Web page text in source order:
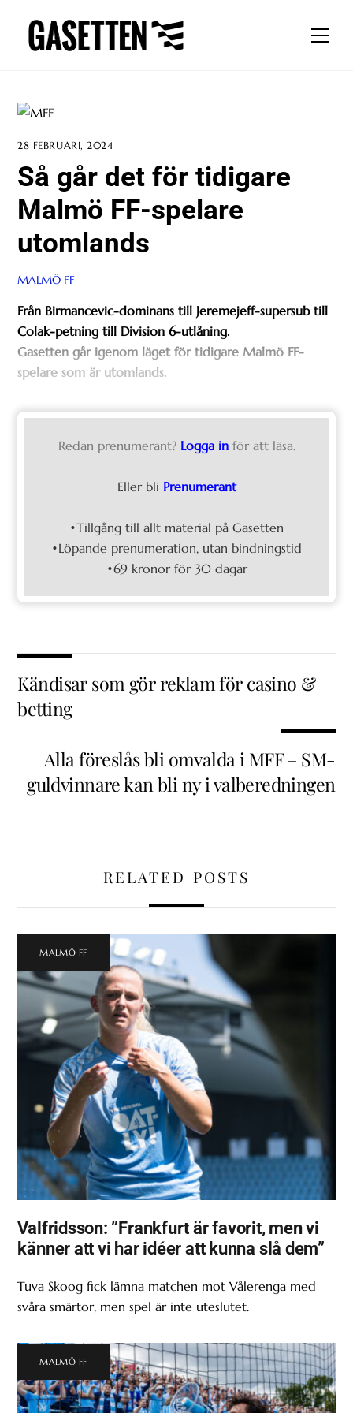
content
28 FEBRUARI, 2024
Så går det för tidigare
Malmö FF-spelare
utomlands
MALMÖ FF
Från Birmancevic-dominans till Jeremejeff-supersub till
Colak-petning till Division 6-utlåning.
Gasetten går igenom läget för tidigare Malmö FF-
spelare som är utomlands.
Redan prenumerant? Logga in för att läsa.
Eller bli Prenumerant
•Tillgång till allt material på Gasetten
•Löpande prenumeration, utan bindningstid
•69 kronor för 30 dagar
Kändisar som gör reklam för casino &
betting
Alla föreslås bli omvalda i MFF – SM-
guldvinnare kan bli ny i valberedningen
RELATED POSTS
MALMÖ FF
Valfridsson: ”Frankfurt är favorit, men vi
känner att vi har idéer att kunna slå dem”
Tuva Skoog fick lämna matchen mot Vålerenga med
svåra smärtor, men spel är inte uteslutet.
MALMÖ FF